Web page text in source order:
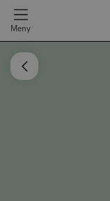
Meny